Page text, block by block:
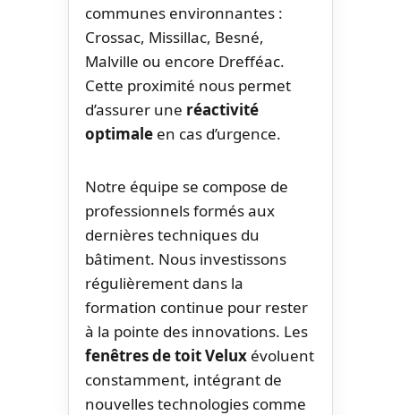
communes environnantes :
Crossac, Missillac, Besné,
Malville ou encore Drefféac.
Cette proximité nous permet
d’assurer une réactivité
optimale en cas d’urgence.
Notre équipe se compose de
professionnels formés aux
dernières techniques du
bâtiment. Nous investissons
régulièrement dans la
formation continue pour rester
à la pointe des innovations. Les
fenêtres de toit Velux évoluent
constamment, intégrant de
nouvelles technologies comme